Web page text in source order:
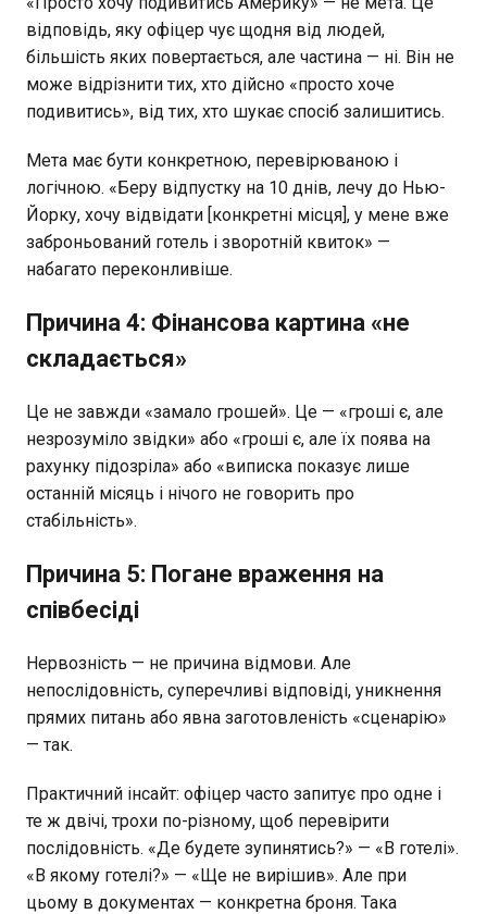
відповідь, яку офіцер чує щодня від людей,
більшість яких повертається, але частина — ні. Він не
може відрізнити тих, хто дійсно «просто хоче
подивитись», від тих, хто шукає спосіб залишитись.
Мета має бути конкретною, перевірюваною і
логічною. «Беру відпустку на 10 днів, лечу до Нью-
Йорку, хочу відвідати [конкретні місця], у мене вже
заброньований готель і зворотній квиток» —
набагато переконливіше.
Причина 4: Фінансова картина «не
складається»
Це не завжди «замало грошей». Це — «гроші є, але
незрозуміло звідки» або «гроші є, але їх поява на
рахунку підозріла» або «виписка показує лише
останній місяць і нічого не говорить про
стабільність».
Причина 5: Погане враження на
співбесіді
Нервозність — не причина відмови. Але
непослідовність, суперечливі відповіді, уникнення
прямих питань або явна заготовленість «сценарію»
— так.
Практичний інсайт: офіцер часто запитує про одне і
те ж двічі, трохи по-різному, щоб перевірити
послідовність. «Де будете зупинятись?» — «В готелі».
«В якому готелі?» — «Ще не вирішив». Але при
цьому в документах — конкретна броня. Така